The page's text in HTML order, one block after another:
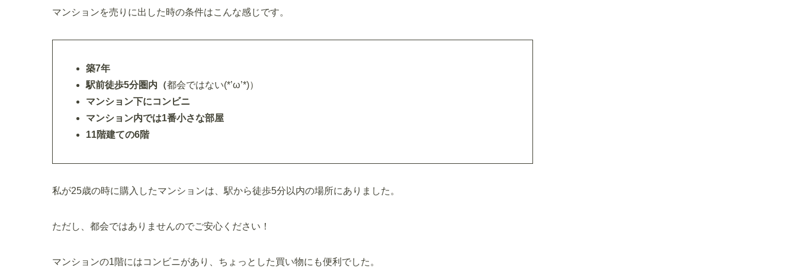
マンションを売りに出した時の条件はこんな感じです。
築7年
駅前徒歩5分圏内（都会ではない(*’ω’*)）
マンション下にコンビニ
マンション内では1番小さな部屋
11階建ての6階
私が25歳の時に購入したマンションは、駅から徒歩5分以内の場所にありました。
ただし、都会ではありませんのでご安心ください！
マンションの1階にはコンビニがあり、ちょっとした買い物にも便利でした。